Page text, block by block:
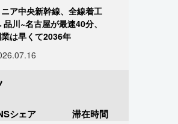
ニア中央新幹線、全線着工
品川~名古屋が最速40分、
は早くて2036年
シェア 滞在時間